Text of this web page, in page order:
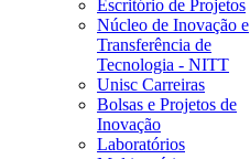
Escritório de Projetos
Núcleo de Inovação e
Transferência de
Tecnologia - NITT
Unisc Carreiras
Bolsas e Projetos de
Inovação
Laboratórios